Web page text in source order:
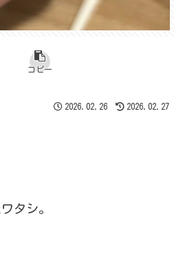
コピー
2026.02.26 2026.02.27
タシ。